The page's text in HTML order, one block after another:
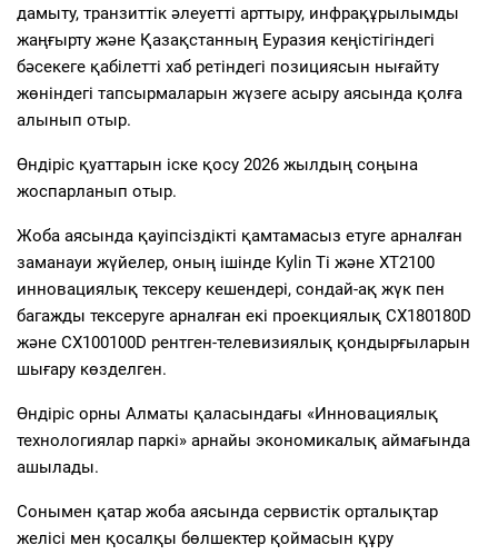
дамыту, транзиттік әлеуетті арттыру, инфрақұрылымды
жаңғырту және Қазақстанның Еуразия кеңістігіндегі
бәсекеге қабілетті хаб ретіндегі позициясын нығайту
жөніндегі тапсырмаларын жүзеге асыру аясында қолға
алынып отыр.
Өндіріс қуаттарын іске қосу 2026 жылдың соңына
жоспарланып отыр.
Жоба аясында қауіпсіздікті қамтамасыз етуге арналған
заманауи жүйелер, оның ішінде Kylin Ti және XT2100
инновациялық тексеру кешендері, сондай-ақ жүк пен
багажды тексеруге арналған екі проекциялық CX180180D
және CX100100D рентген-телевизиялық қондырғыларын
шығару көзделген.
Өндіріс орны Алматы қаласындағы «Инновациялық
технологиялар паркі» арнайы экономикалық аймағында
ашылады.
Сонымен қатар жоба аясында сервистік орталықтар
желісі мен қосалқы бөлшектер қоймасын құру